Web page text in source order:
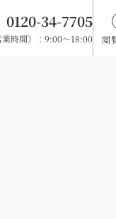
0120-34-7705
時間）：9:00～18:00 閲